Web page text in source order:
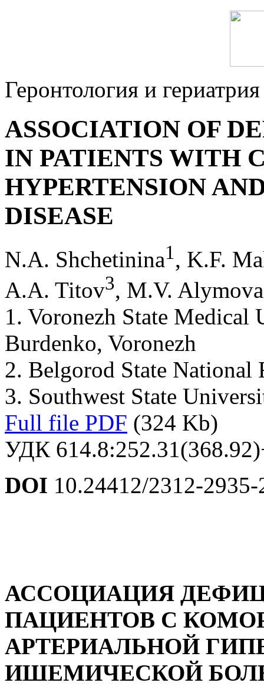
Геронтология и гериатрия
ASSOCIATION OF
IN PATIENTS WITH
HYPERTENSION
DISEASE
N.A. Shchetinina1, K.F.
A.A. Titov3, M.V. Alymova
1. Voronezh State
Burdenko, Voronezh
2. Belgorod State National
3. Southwest State
Full file PDF (324 Kb)
УДК
DOI 10.24412/2312-
АССОЦИАЦИЯ
ПАЦИЕНТОВ С
АРТЕРИАЛЬНОЙ
ИШЕМИЧЕСКОЙ